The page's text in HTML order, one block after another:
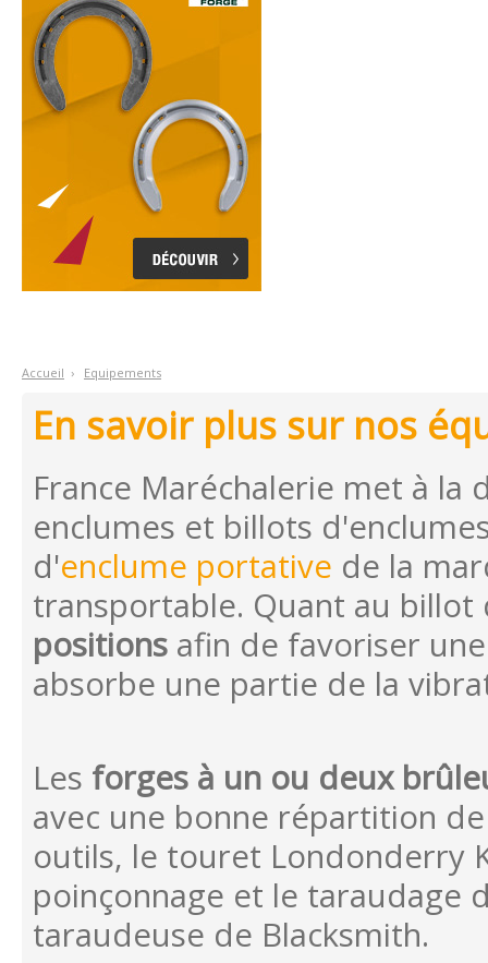
Accueil › Equipements
En savoir plus sur nos
France Maréchalerie met à
enclumes et billots
d'enclume portative de la
transportable. Quant au
positions afin de favoriser
absorbe une partie de la
Les forges à un ou deux
avec une bonne répartition
outils, le touret Londonderry
poinçonnage et le taraudage
taraudeuse de Blacksmith.